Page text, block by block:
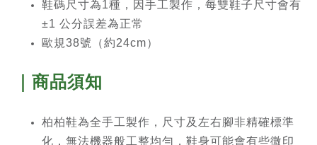
鞋碼尺寸為1種，因手工製作，每雙鞋子尺寸會有
±1 公分誤差為正常
歐規38號（約24cm）
｜商品須知
柏柏鞋為全手工製作，尺寸及左右腳非精確標準
化，無法機器般工整均勻，鞋身可能會有些微印